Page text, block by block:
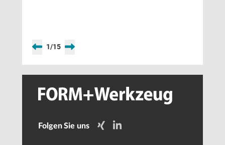
1/15
Folgen Sie uns